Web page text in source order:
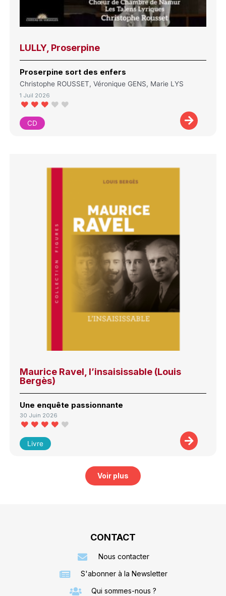
LULLY, Proserpine
Proserpine sort des enfers
Christophe ROUSSET, Véronique GENS, Marie LYS
1 Juil 2026
CD
Maurice Ravel, l’insaisissable (Louis
Bergès)
Une enquête passionnante
30 Juin 2026
Livre
Voir plus
CONTACT
Nous contacter
S'abonner à la Newsletter
Qui sommes-nous ?